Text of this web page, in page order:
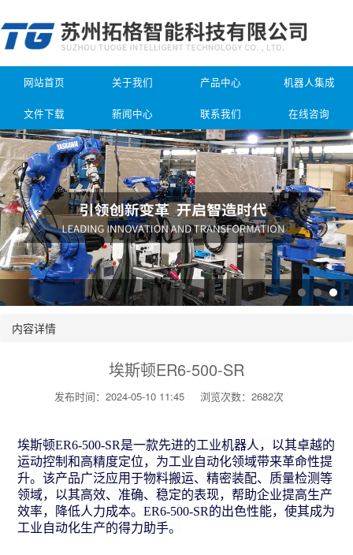
网站首页 关于我们 产品中心 机器人集成
文件下载 新闻中心 联系我们 在线咨询
内容详情
埃斯顿ER6-500-SR
发布时间：2024-05-10 11:45 浏览次数：2682次
埃斯顿ER6-500-SR是一款先进的工业机器人，以其卓越的
运动控制和高精度定位，为工业自动化领域带来革命性提
升。该产品广泛应用于物料搬运、精密装配、质量检测等
领域，以其高效、准确、稳定的表现，帮助企业提高生产
效率，降低人力成本。ER6-500-SR的出色性能，使其成为
工业自动化生产的得力助手。